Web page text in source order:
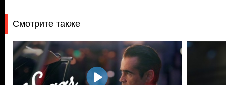
Смотрите также